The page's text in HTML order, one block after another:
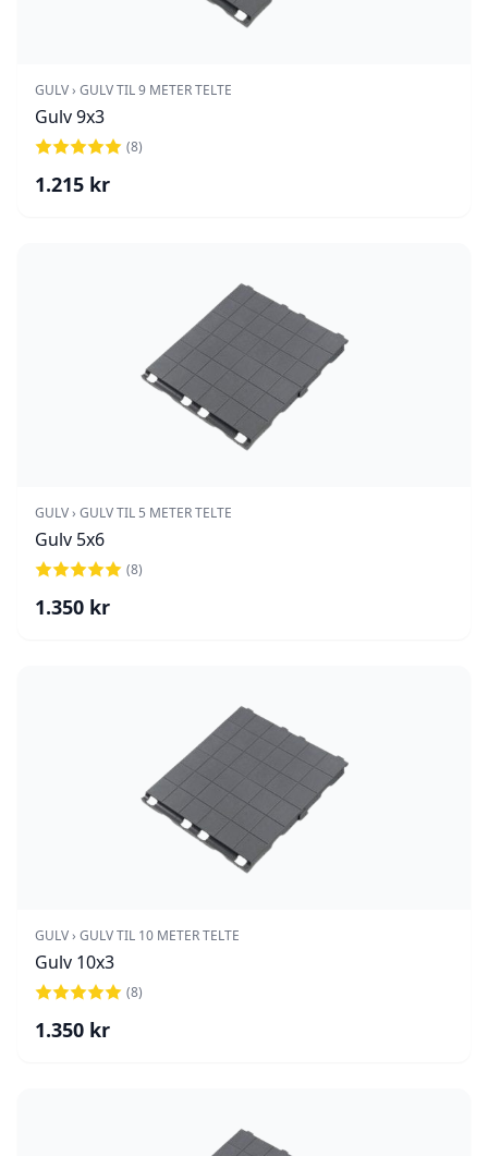
GULV › GULV TIL 9 METER TELTE
Gulv 9x3
(8)
1.215 kr
GULV › GULV TIL 5 METER TELTE
Gulv 5x6
(8)
1.350 kr
GULV › GULV TIL 10 METER TELTE
Gulv 10x3
(8)
1.350 kr